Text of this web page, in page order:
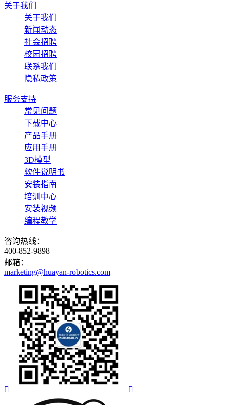
关于我们
关于我们
新闻动态
社会招聘
校园招聘
联系我们
隐私政策
服务支持
常见问题
下载中心
产品手册
应用手册
3D模型
软件说明书
安装指南
培训中心
安装视频
编程教学
咨询热线：
400-852-9898
邮箱：
marketing@huayan-robotics.com